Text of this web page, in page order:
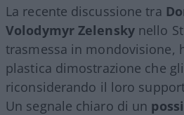
La recente discussione tra
Volodymyr Zelenskynello
trasmessa in mondovisione,
plastica dimostrazione che
riconsiderando il loro
Un segnale chiaro di un